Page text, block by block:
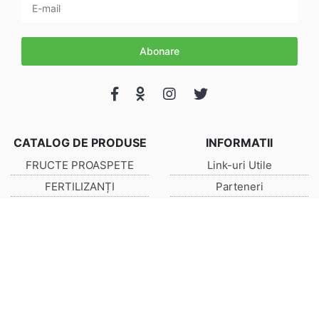
CATALOG DE PRODUSE
FRUCTE PROASPETE
FERTILIZANȚI
INFORMATII
Link-uri Utile
Parteneri
Abonare